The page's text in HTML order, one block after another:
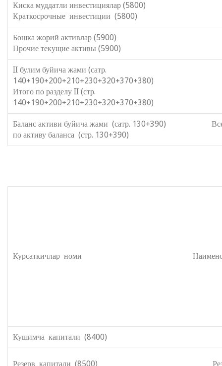
Киска муддатли инвестициялар (5800)
Краткосрочные инвестиции (5800)
Бошка жорий активлар (5900)
Прочие текущие активы (5900)
II булим буйича жами (сатр.
Итого по разделу II (стр.
140+190+200+210+230+320+370+380)
Баланс активи буйича жами (сатр. 130+390)
по активу баланса (стр. 130+390)
Курсаткичлар номи Наименование
Кушимча капитали (8400)
Резерв капитали (8500) Резервный